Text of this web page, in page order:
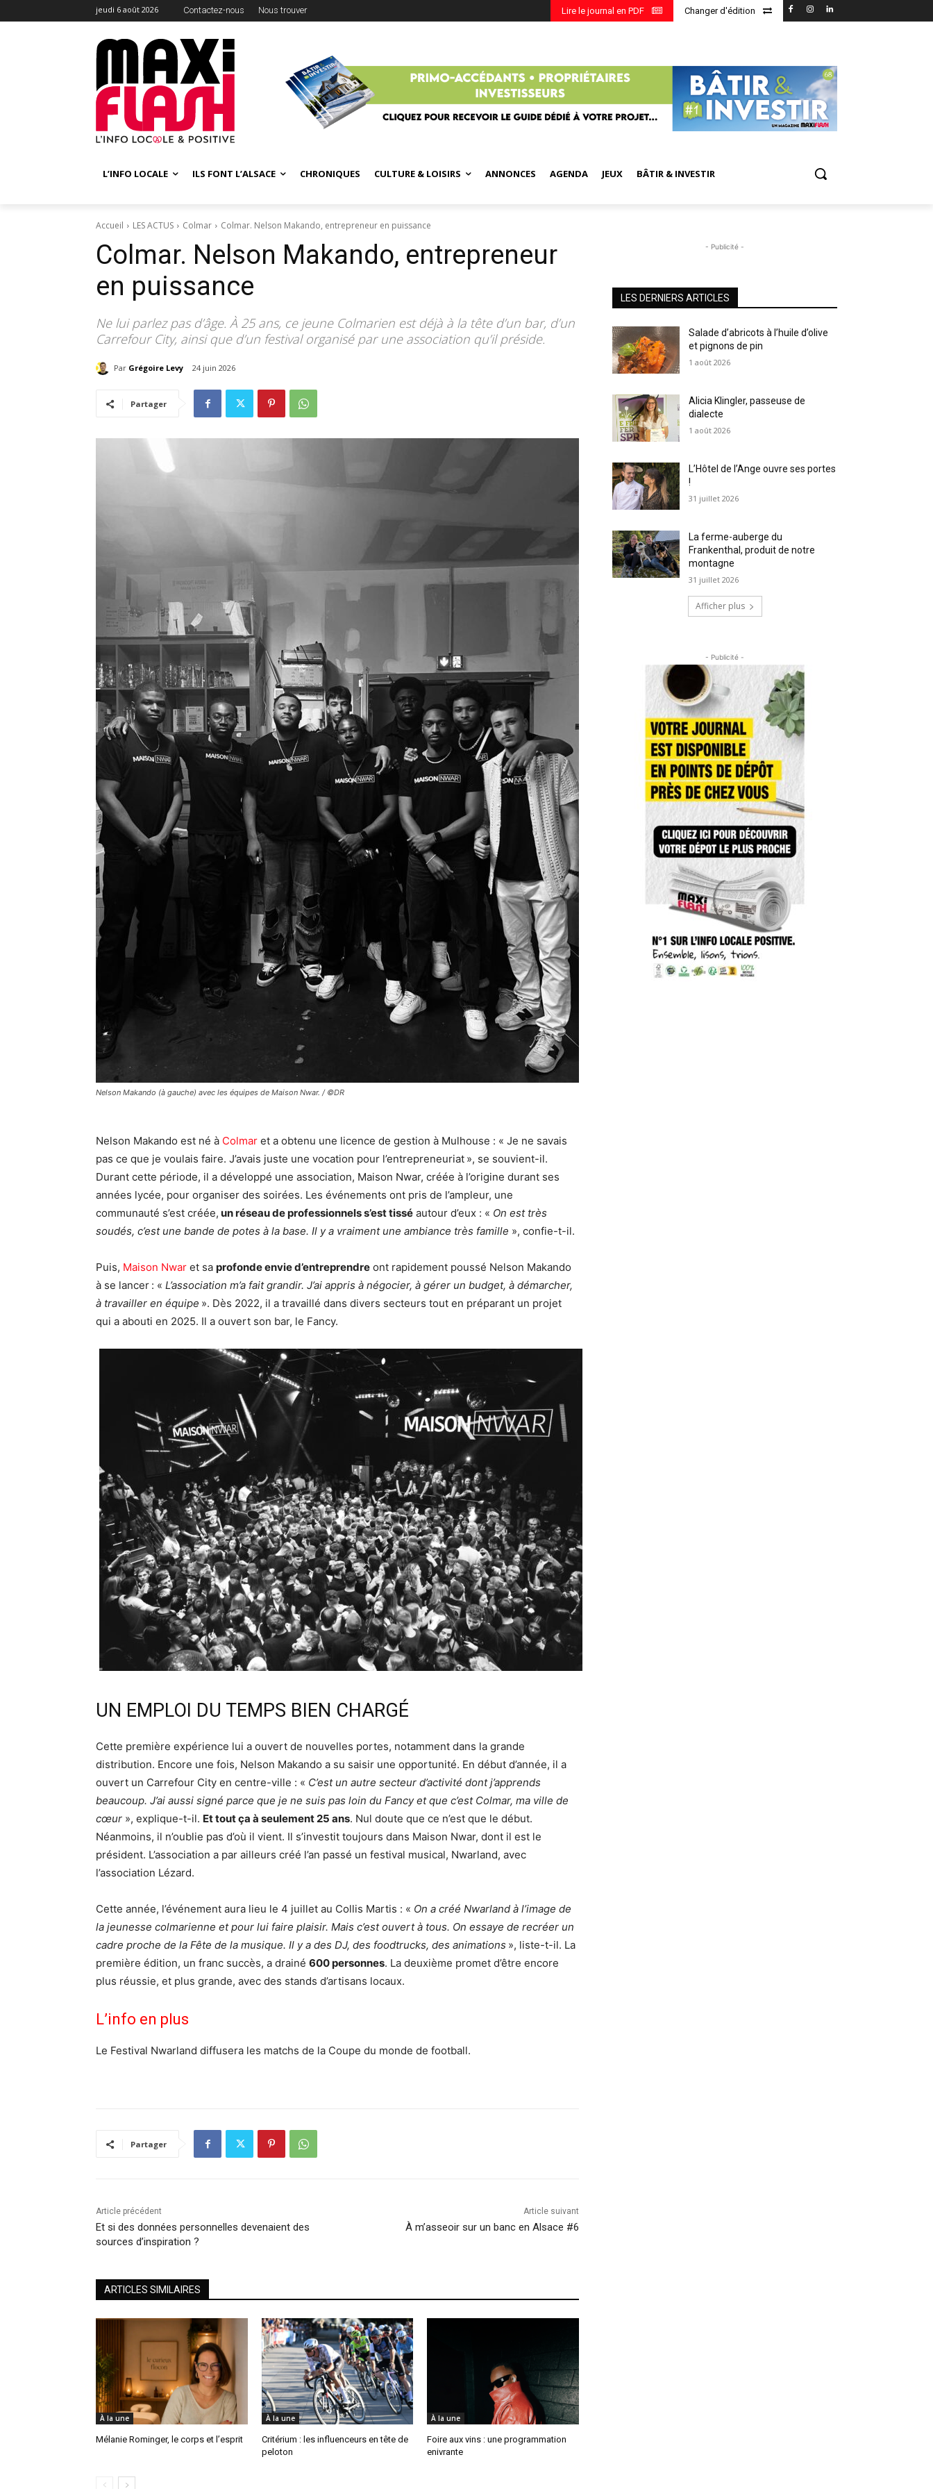
jeudi 6 août 2026 Contactez-nous Nous trouver Changer d'édition
Lire le journal en PDF
L’INFO LOCALE ILS FONT L’ALSACE CHRONIQUES CULTURE & LOISIRS ANNONCES AGENDA JEUX BÂTIR & INVESTIR
Accueil LES ACTUS Colmar Colmar. Nelson Makando, entrepreneur en puissance
Colmar. Nelson Makando, entrepreneur
en puissance
Ne lui parlez pas d’âge. À 25 ans, ce jeune Colmarien est déjà à la tête d’un bar, d’un
Carrefour City, ainsi que d’un festival organisé par une association qu’il préside.
Par Grégoire Levy 24 juin 2026
Partager
Nelson Makando (à gauche) avec les équipes de Maison Nwar. / ©DR
Nelson Makando est né à Colmar et a obtenu une licence de gestion à Mulhouse : « Je ne savais
pas ce que je voulais faire. J’avais juste une vocation pour l’entrepreneuriat », se souvient-il.
Durant cette période, il a développé une association, Maison Nwar, créée à l’origine durant ses
années lycée, pour organiser des soirées. Les événements ont pris de l’ampleur, une
communauté s’est créée, un réseau de professionnels s’est tissé autour d’eux : « On est très
soudés, c’est une bande de potes à la base. Il y a vraiment une ambiance très famille », confie-t-il.
Puis, Maison Nwar et sa profonde envie d’entreprendre ont rapidement poussé Nelson Makando
à se lancer : « L’association m’a fait grandir. J’ai appris à négocier, à gérer un budget, à démarcher,
à travailler en équipe ». Dès 2022, il a travaillé dans divers secteurs tout en préparant un projet
qui a abouti en 2025. Il a ouvert son bar, le Fancy.
UN EMPLOI DU TEMPS BIEN CHARGÉ
Cette première expérience lui a ouvert de nouvelles portes, notamment dans la grande
distribution. Encore une fois, Nelson Makando a su saisir une opportunité. En début d’année, il a
ouvert un Carrefour City en centre-ville : « C’est un autre secteur d’activité dont j’apprends
beaucoup. J’ai aussi signé parce que je ne suis pas loin du Fancy et que c’est Colmar, ma ville de
cœur », explique-t-il. Et tout ça à seulement 25 ans. Nul doute que ce n’est que le début.
Néanmoins, il n’oublie pas d’où il vient. Il s’investit toujours dans Maison Nwar, dont il est le
président. L’association a par ailleurs créé l’an passé un festival musical, Nwarland, avec
l’association Lézard.
Cette année, l’événement aura lieu le 4 juillet au Collis Martis : « On a créé Nwarland à l’image de
la jeunesse colmarienne et pour lui faire plaisir. Mais c’est ouvert à tous. On essaye de recréer un
cadre proche de la Fête de la musique. Il y a des DJ, des foodtrucks, des animations », liste-t-il. La
première édition, un franc succès, a drainé 600 personnes. La deuxième promet d’être encore
plus réussie, et plus grande, avec des stands d’artisans locaux.
L’info en plus
Le Festival Nwarland diffusera les matchs de la Coupe du monde de football.
Partager
Article précédent
Et si des données personnelles devenaient des
sources d’inspiration ?
Article suivant
À m’asseoir sur un banc en Alsace #6
ARTICLES SIMILAIRES
À la une
Mélanie Rominger, le corps et l’esprit
À la une
Critérium : les influenceurs en tête de
peloton
À la une
Foire aux vins : une programmation
enivrante
- Publicité -
LES DERNIERS ARTICLES
Salade d’abricots à l’huile d’olive
et pignons de pin
1 août 2026
Alicia Klingler, passeuse de
dialecte
1 août 2026
L’Hôtel de l’Ange ouvre ses portes
!
31 juillet 2026
La ferme-auberge du
Frankenthal, produit de notre
montagne
31 juillet 2026
Afficher plus
- Publicité -